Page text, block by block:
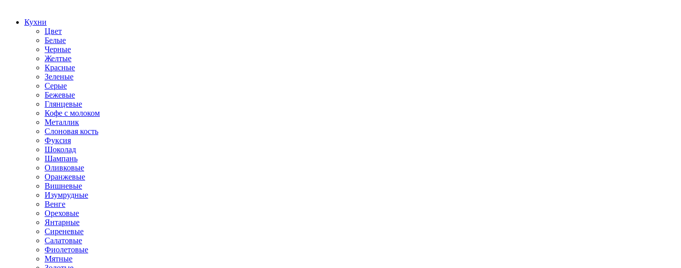
Кухни
Цвет
Белые
Черные
Желтые
Красные
Зеленые
Серые
Бежевые
Глянцевые
Кофе с молоком
Металлик
Слоновая кость
Фуксия
Шоколад
Шампань
Оливковые
Оранжевые
Вишневые
Изумрудные
Венге
Ореховые
Янтарные
Сиреневые
Салатовые
Фиолетовые
Мятные